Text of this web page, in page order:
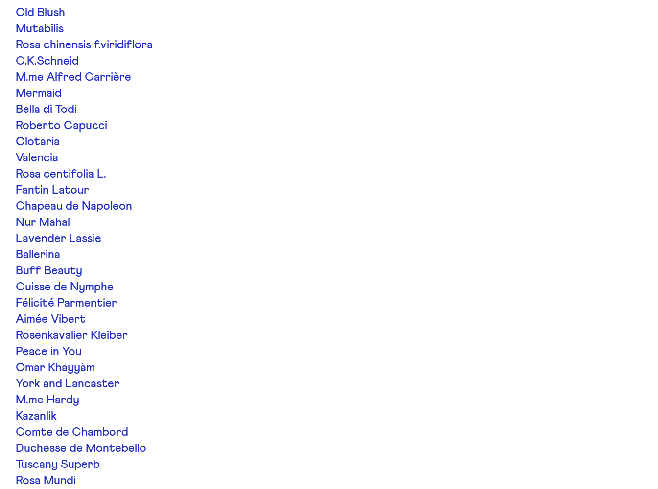
Old Blush
Mutabilis
Rosa chinensis f.viridiflora
C.K.Schneid
M.me Alfred Carrière
Mermaid
Bella di Todi
Roberto Capucci
Clotaria
Valencia
Rosa centifolia L.
Fantin Latour
Chapeau de Napoleon
Nur Mahal
Lavender Lassie
Ballerina
Buff Beauty
Cuisse de Nymphe
Félicité Parmentier
Aimée Vibert
Rosenkavalier Kleiber
Peace in You
Omar Khayyàm
York and Lancaster
M.me Hardy
Kazanlik
Comte de Chambord
Duchesse de Montebello
Tuscany Superb
Rosa Mundi